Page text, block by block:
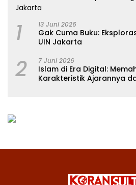
1 13 Juni 2026
Gak Cuma Buku:
UIN Jakarta
2 7 Juni 2026
Islam di Era Digital:
Karakteristik Ajarannya